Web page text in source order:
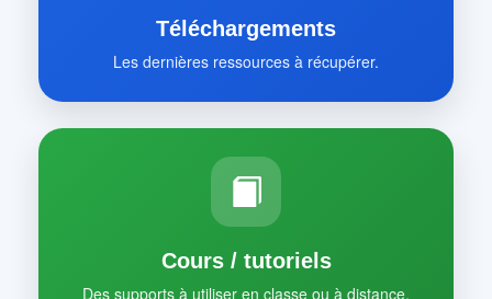
Téléchargements
Les dernières ressources à récupérer.
Cours / tutoriels
Des supports à utiliser en classe ou à distance.